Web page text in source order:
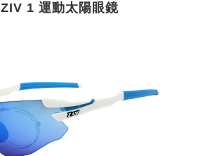
ZIV 1 運動太陽眼鏡